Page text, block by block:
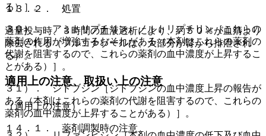
１３．２． 処置
過量投与時、３時間の血液透析により、約５０％が血清より
除去される（フルコナゾールは、大部分が腎から排泄され
る）。
適用上の注意、取扱い上の注意
（適用上の注意）
１４．１． 薬剤調製時の注意
る）］。
３０）． アミトリプチリン、ノルトリプチリン［これらの
薬剤の作用が増強するおそれがある（本剤はこれらの薬剤の
代謝を阻害するので、これらの薬剤の血中濃度が上昇するこ
とがある）］。
３１）． ジドブジン［ジドブジンの血中濃度上昇の報告が
ある（本剤はこれらの薬剤の代謝を阻害するので、これらの
薬剤の血中濃度が上昇することがある）］。